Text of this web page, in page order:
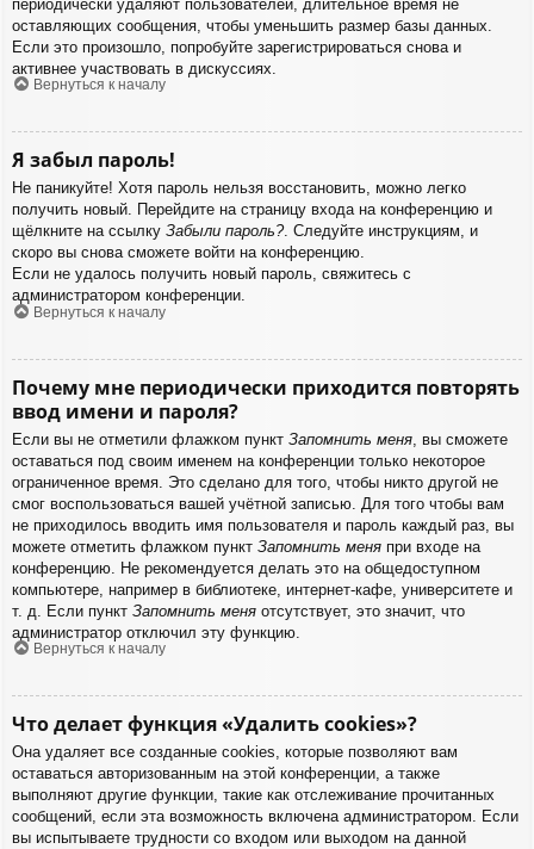
периодически удаляют пользователей, длительное время не
оставляющих сообщения, чтобы уменьшить размер базы данных.
Если это произошло, попробуйте зарегистрироваться снова и
активнее участвовать в дискуссиях.
Вернуться к началу
Я забыл пароль!
Не паникуйте! Хотя пароль нельзя восстановить, можно легко
получить новый. Перейдите на страницу входа на конференцию и
щёлкните на ссылку Забыли пароль?. Следуйте инструкциям, и
скоро вы снова сможете войти на конференцию.
Если не удалось получить новый пароль, свяжитесь с
администратором конференции.
Вернуться к началу
Почему мне периодически приходится повторять
ввод имени и пароля?
Если вы не отметили флажком пункт Запомнить меня , вы сможете
оставаться под своим именем на конференции только некоторое
ограниченное время. Это сделано для того, чтобы никто другой не
смог воспользоваться вашей учётной записью. Для того чтобы вам
не приходилось вводить имя пользователя и пароль каждый раз, вы
можете отметить флажком пункт Запомнить меня при входе на
конференцию. Не рекомендуется делать это на общедоступном
компьютере, например в библиотеке, интернет-кафе, университете и
т. д. Если пункт Запомнить меня отсутствует, это значит, что
администратор отключил эту функцию.
Вернуться к началу
Что делает функция «Удалить cookies»?
Она удаляет все созданные cookies, которые позволяют вам
оставаться авторизованным на этой конференции, а также
выполняют другие функции, такие как отслеживание прочитанных
сообщений, если эта возможность включена администратором. Если
вы испытываете трудности со входом или выходом на данной